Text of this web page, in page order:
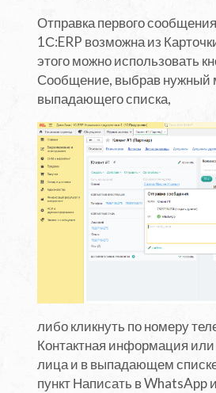
Отправка первого
1С:ERP возможна из
этого можно использовать
Сообщение, выбрав нужный
выпадающего списка,
либо кликнуть по номеру
Контактная информация
лица и в выпадающем
пункт Написать в WhatsApp